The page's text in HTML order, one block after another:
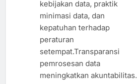
kebijakan data, praktik
minimasi data, dan
kepatuhan terhadap
peraturan
setempat.Transparansi
pemrosesan data
meningkatkan akuntabilitas.